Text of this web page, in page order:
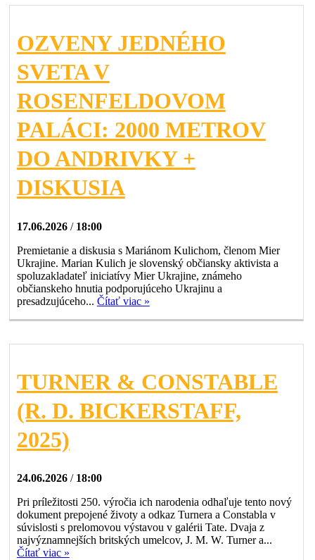
OZVENY JEDNÉHO
SVETA V
ROSENFELDOVOM
PALÁCI: 2000 METROV
DO ANDRIVKY +
DISKUSIA
17.06.2026/ 18:00
Premietanie a diskusia s Mariánom Kulichom, členom Mier
Ukrajine. Marian Kulich je slovenský občiansky aktivista a
spoluzakladateľ iniciatívy Mier Ukrajine, známeho
občianskeho hnutia podporujúceho Ukrajinu a
presadzujúceho... Čítať viac »
TURNER & CONSTABLE
(R. D. BICKERSTAFF,
2025)
24.06.2026/ 18:00
Pri príležitosti 250. výročia ich narodenia odhaľuje tento nový
dokument prepojené životy a odkaz Turnera a Constabla v
súvislosti s prelomovou výstavou v galérii Tate. Dvaja z
najvýznamnejších britských umelcov, J. M. W. Turner a...
Čítať viac »